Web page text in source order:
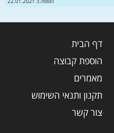
דף הבית
הוספת קבוצה
מאמרים
תקנון ותנאי השימוש
צור קשר